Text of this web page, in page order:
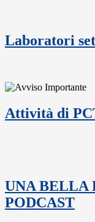
Laboratori
Attività di
UNA BELLA
PODCAST